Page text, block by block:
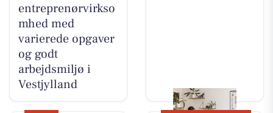
entreprenørvirkso
mhed med
varierede opgaver
og godt
arbejdsmiljø i
Vestjylland